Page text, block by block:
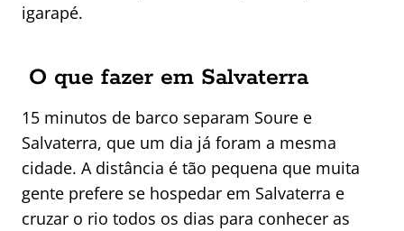
igarapé.
O que fazer em Salvaterra
15 minutos de barco separam Soure e
Salvaterra, que um dia já foram a mesma
cidade. A distância é tão pequena que muita
gente prefere se hospedar em Salvaterra e
cruzar o rio todos os dias para conhecer as